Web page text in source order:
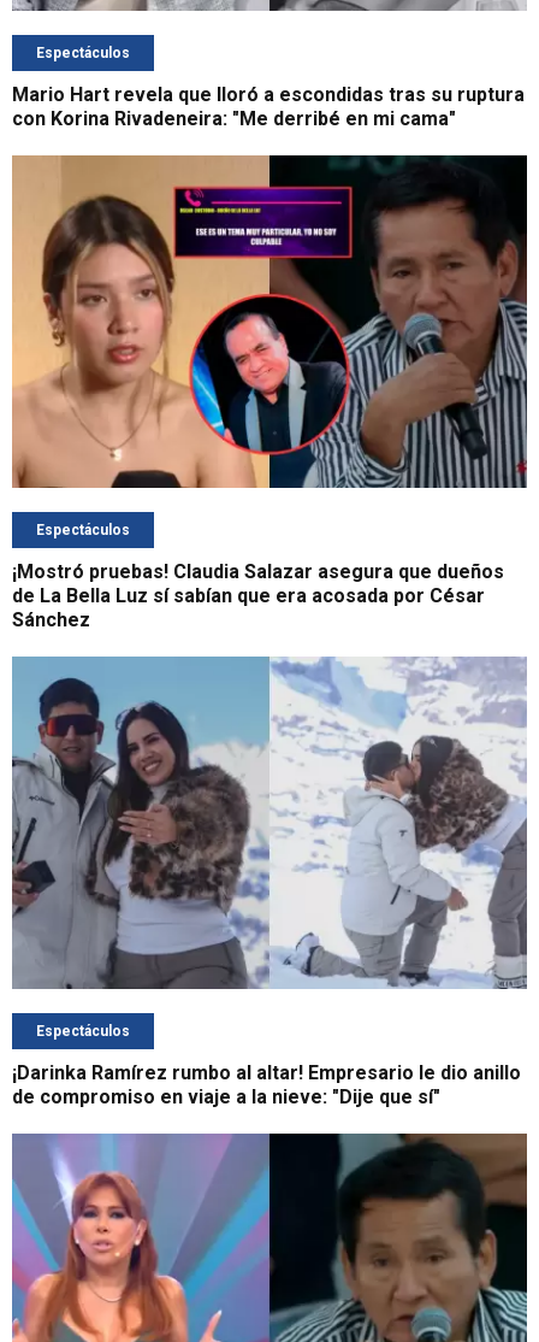
Espectáculos
Mario Hart revela que lloró a escondidas tras su ruptura
con Korina Rivadeneira: "Me derribé en mi cama"
Espectáculos
¡Mostró pruebas! Claudia Salazar asegura que dueños
de La Bella Luz sí sabían que era acosada por César
Sánchez
Espectáculos
¡Darinka Ramírez rumbo al altar! Empresario le dio anillo
de compromiso en viaje a la nieve: "Dije que sí"